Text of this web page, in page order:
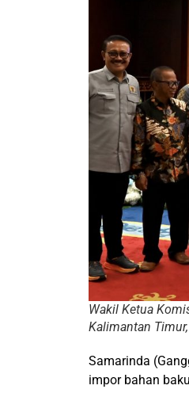
Wakil Ketua
Kalimantan
Samarinda
impor bahan